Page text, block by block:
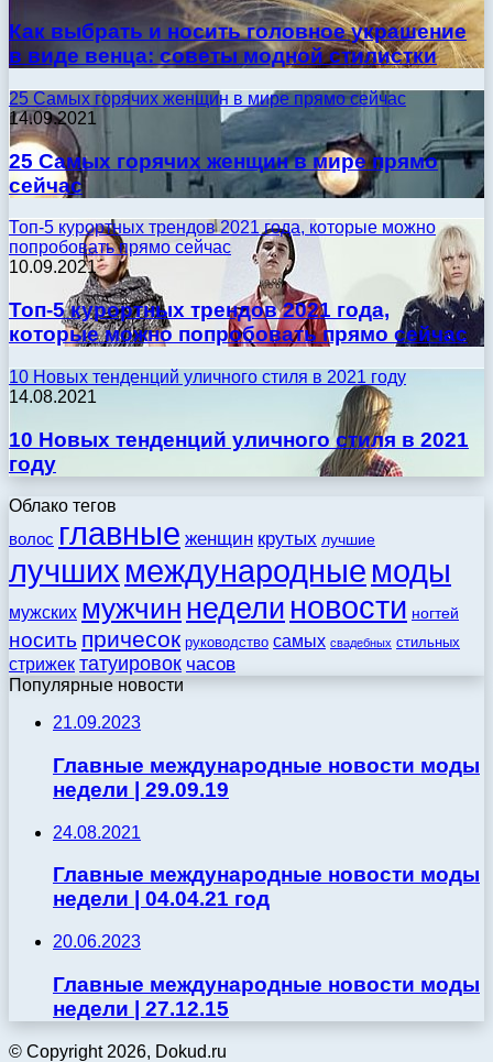
Как выбрать и носить головное украшение
в виде венца: советы модной стилистки
25 Самых горячих женщин в мире прямо сейчас
14.09.2021
25 Самых горячих женщин в мире прямо
сейчас
Топ-5 курортных трендов 2021 года, которые можно
попробовать прямо сейчас
10.09.2021
Топ-5 курортных трендов 2021 года,
которые можно попробовать прямо сейчас
10 Новых тенденций уличного стиля в 2021 году
14.08.2021
10 Новых тенденций уличного стиля в 2021
году
Облако тегов
волос главные женщин крутых лучшие
лучших международные моды
мужских мужчин недели новости ногтей
носить причесок руководство самых свадебных стильных
стрижек татуировок часов
Популярные новости
21.09.2023
Главные международные новости моды
недели | 29.09.19
24.08.2021
Главные международные новости моды
недели | 04.04.21 год
20.06.2023
Главные международные новости моды
недели | 27.12.15
© Copyright 2026, Dokud.ru